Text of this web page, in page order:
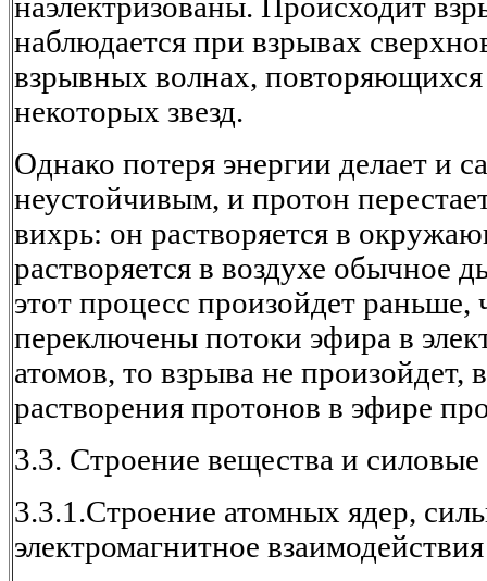
наэлектризованы. Происходит
наблюдается при взрывах
взрывных волнах,
некоторых звезд.
Однако потеря энергии делает и
неустойчивым, и протон
вихрь: он растворяется в
растворяется в воздухе обычное
этот процесс произойдет раньше,
переключены потоки эфира в
атомов, то взрыва не произойдет,
растворения протонов в эфире
3.3. Строение вещества и силовые
3.3.1.Строение атомных ядер,
электромагнитное взаимодействия